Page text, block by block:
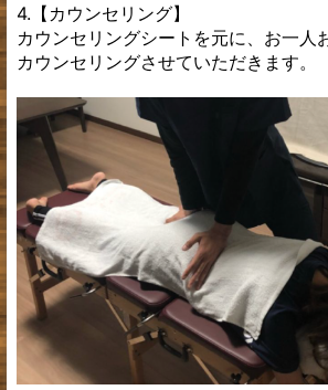
4.【カウンセリング】
カウンセリングシートを元に、お一人
カウンセリングさせていただきます。